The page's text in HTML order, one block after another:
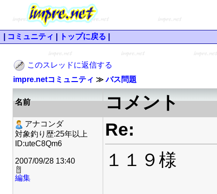
コミュニティ トップに戻る
このスレッドに返信する
impre.netコミュニティ ≫バス問題
名前 コメント
アナコンダ
対象釣り歴:25年以上
ID:uteC8Qm6
2007/09/28 13:40
編集
Re:
１１９様